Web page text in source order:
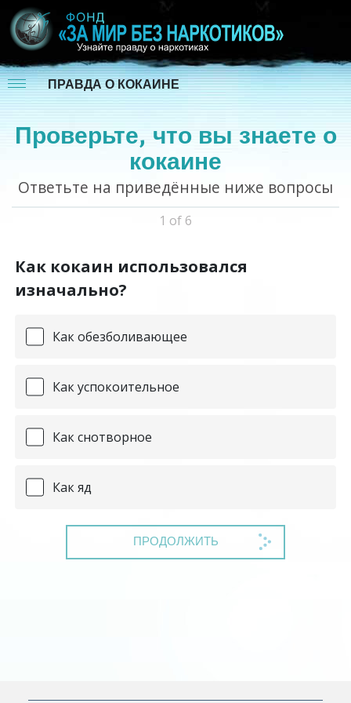
ПРАВДА О КОКАИНЕ
Проверьте, что вы знаете о
кокаине
Ответьте на приведённые ниже вопросы
1 of 6
Как кокаин использовался
изначально?
Как обезболивающее
Как успокоительное
Как снотворное
Как яд
ПРОДОЛЖИТЬ